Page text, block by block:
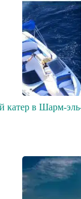
катер в Шарм-